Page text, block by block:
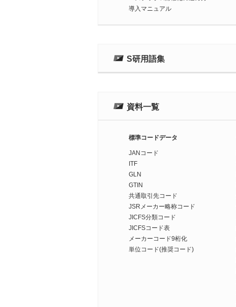
導入マニュアル
S研用語集
資料一覧
標準コードデータ
JANコード
ITF
GLN
GTIN
共通取引先コード
JSRメーカー略称コード
JICFS分類コード
JICFSコード表
メーカーコード9桁化
単位コード(推奨コード)